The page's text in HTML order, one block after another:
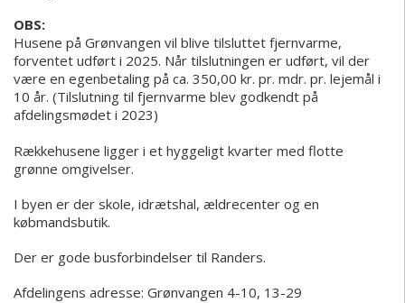
OBS:
Husene på Grønvangen vil blive tilsluttet fjernvarme,
forventet udført i 2025. Når tilslutningen er udført, vil der
være en egenbetaling på ca. 350,00 kr. pr. mdr. pr. lejemål i
10 år. (Tilslutning til fjernvarme blev godkendt på
afdelingsmødet i 2023)
Rækkehusene ligger i et hyggeligt kvarter med flotte
grønne omgivelser.
I byen er der skole, idrætshal, ældrecenter og en
købmandsbutik.
Der er gode busforbindelser til Randers.
Afdelingens adresse: Grønvangen 4-10, 13-29